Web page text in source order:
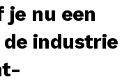
je nu een
industrie